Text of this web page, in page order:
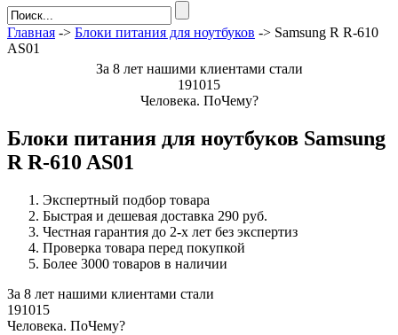
Главная -> Блоки питания для ноутбуков -> Samsung R R-610
AS01
За 8 летнашими клиентами стали
191015
Человека. ПоЧему?
Блоки питания для ноутбуков Samsung
R R-610 AS01
Экспертный подбор товара
Быстрая и дешевая доставка 290 руб.
Честная гарантия до 2-х лет без экспертиз
Проверка товара перед покупкой
Более 3000 товаров в наличии
За 8 лет нашими клиентами стали
191015
Человека. ПоЧему?